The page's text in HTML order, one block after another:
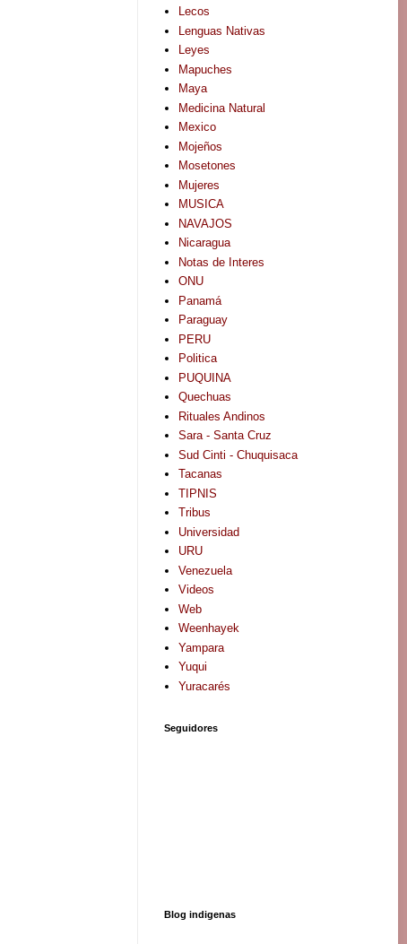
Lecos
Lenguas Nativas
Leyes
Mapuches
Maya
Medicina Natural
Mexico
Mojeños
Mosetones
Mujeres
MUSICA
NAVAJOS
Nicaragua
Notas de Interes
ONU
Panamá
Paraguay
PERU
Politica
PUQUINA
Quechuas
Rituales Andinos
Sara - Santa Cruz
Sud Cinti - Chuquisaca
Tacanas
TIPNIS
Tribus
Universidad
URU
Venezuela
Videos
Web
Weenhayek
Yampara
Yuqui
Yuracarés
Seguidores
Blog indigenas